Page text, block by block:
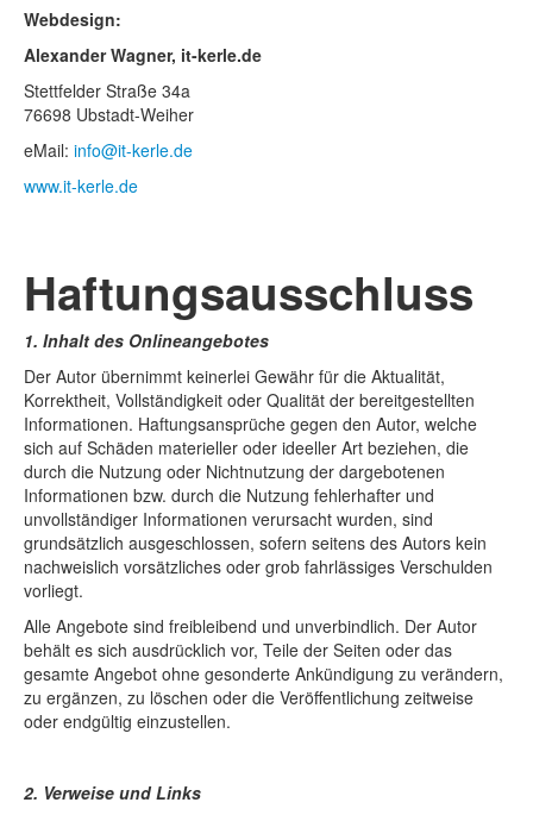
Webdesign:
Alexander Wagner, it-kerle.de
Stettfelder Straße 34a
76698 Ubstadt-Weiher
eMail: info@it-kerle.de
www.it-kerle.de
Haftungsausschluss
1. Inhalt des Onlineangebotes
Der Autor übernimmt keinerlei Gewähr für die Aktualität,
Korrektheit, Vollständigkeit oder Qualität der bereitgestellten
Informationen. Haftungsansprüche gegen den Autor, welche
sich auf Schäden materieller oder ideeller Art beziehen, die
durch die Nutzung oder Nichtnutzung der dargebotenen
Informationen bzw. durch die Nutzung fehlerhafter und
unvollständiger Informationen verursacht wurden, sind
grundsätzlich ausgeschlossen, sofern seitens des Autors kein
nachweislich vorsätzliches oder grob fahrlässiges Verschulden
vorliegt.
Alle Angebote sind freibleibend und unverbindlich. Der Autor
behält es sich ausdrücklich vor, Teile der Seiten oder das
gesamte Angebot ohne gesonderte Ankündigung zu verändern,
zu ergänzen, zu löschen oder die Veröffentlichung zeitweise
oder endgültig einzustellen.
2. Verweise und Links